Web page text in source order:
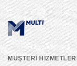
MÜŞTERİ HİZMETLERİ